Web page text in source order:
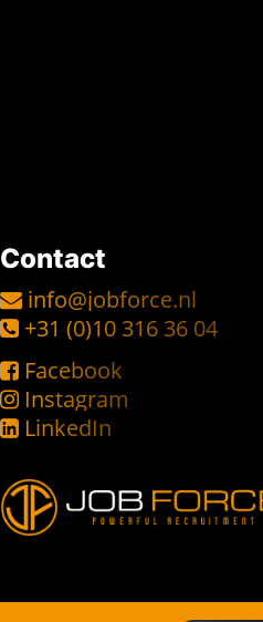
Contact
info@jobforce.nl
+31 (0)10 316 36 04
Facebook
Instagram
LinkedIn